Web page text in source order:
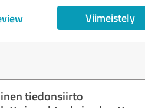
Viimeistely
tiedonsiirto